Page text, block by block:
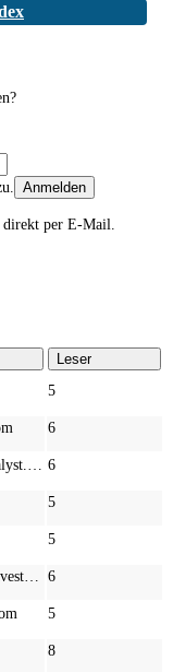
Anmelden
per E-Mail.
Leser
5
6
6
5
5
6
5
8